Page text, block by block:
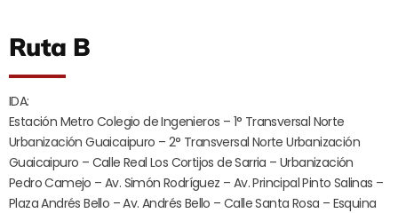
Ruta B
IDA:
Estación Metro Colegio de Ingenieros – 1° Transversal Norte
Urbanización Guaicaipuro – 2° Transversal Norte Urbanización
Guaicaipuro – Calle Real Los Cortijos de Sarria – Urbanización
Pedro Camejo – Av. Simón Rodríguez – Av. Principal Pinto Salinas –
Plaza Andrés Bello – Av. Andrés Bello – Calle Santa Rosa – Esquina